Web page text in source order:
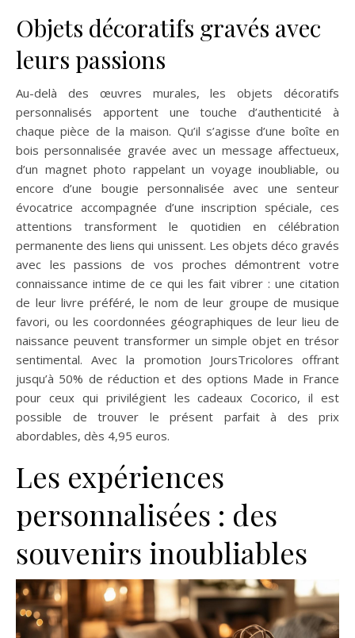
Objets décoratifs gravés avec
leurs passions
Au-delà des œuvres murales, les objets décoratifs
personnalisés apportent une touche d’authenticité à
chaque pièce de la maison. Qu’il s’agisse d’une boîte en
bois personnalisée gravée avec un message affectueux,
d’un magnet photo rappelant un voyage inoubliable, ou
encore d’une bougie personnalisée avec une senteur
évocatrice accompagnée d’une inscription spéciale, ces
attentions transforment le quotidien en célébration
permanente des liens qui unissent. Les objets déco gravés
avec les passions de vos proches démontrent votre
connaissance intime de ce qui les fait vibrer : une citation
de leur livre préféré, le nom de leur groupe de musique
favori, ou les coordonnées géographiques de leur lieu de
naissance peuvent transformer un simple objet en trésor
sentimental. Avec la promotion JoursTricolores offrant
jusqu’à 50% de réduction et des options Made in France
pour ceux qui privilégient les cadeaux Cocorico, il est
possible de trouver le présent parfait à des prix
abordables, dès 4,95 euros.
Les expériences
personnalisées : des
souvenirs inoubliables